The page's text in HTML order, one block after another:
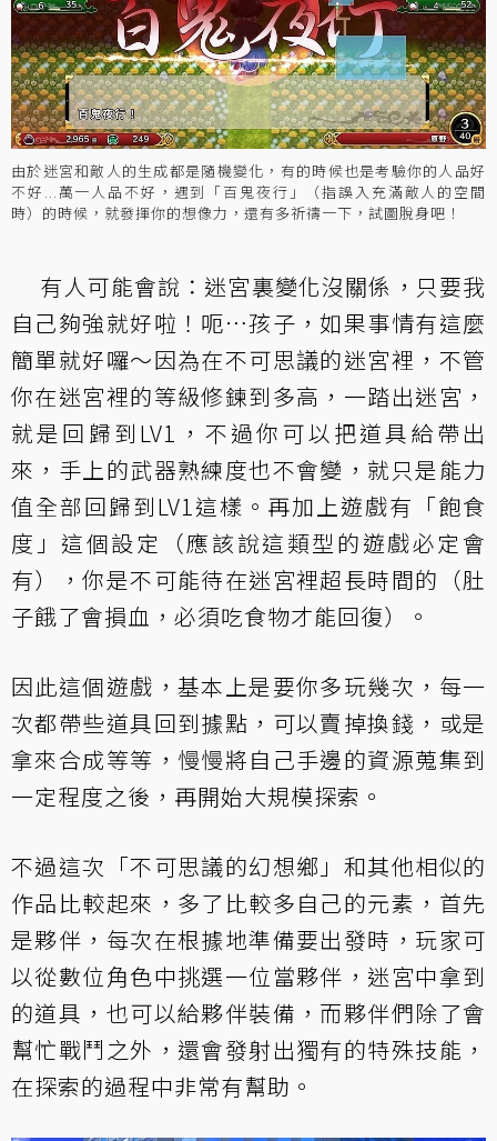
由於迷宮和敵人的生成都是隨機變化，有的時候也是考驗你的人品好
不好...萬一人品不好，遇到「百鬼夜行」（指誤入充滿敵人的空間
時）的時候，就發揮你的想像力，還有多祈禱一下，試圖脫身吧！
有人可能會說：迷宮裏變化沒關係，只要我
自己夠強就好啦！呃⋯孩子，如果事情有這麼
簡單就好囉～因為在不可思議的迷宮裡，不管
你在迷宮裡的等級修鍊到多高，一踏出迷宮，
就是回歸到LV1，不過你可以把道具給帶出
來，手上的武器熟練度也不會變，就只是能力
值全部回歸到LV1這樣。再加上遊戲有「飽食
度」這個設定（應該說這類型的遊戲必定會
有），你是不可能待在迷宮裡超長時間的（肚
子餓了會損血，必須吃食物才能回復）。
因此這個遊戲，基本上是要你多玩幾次，每一
次都帶些道具回到據點，可以賣掉換錢，或是
拿來合成等等，慢慢將自己手邊的資源蒐集到
一定程度之後，再開始大規模探索。
不過這次「不可思議的幻想鄉」和其他相似的
作品比較起來，多了比較多自己的元素，首先
是夥伴，每次在根據地準備要出發時，玩家可
以從數位角色中挑選一位當夥伴，迷宮中拿到
的道具，也可以給夥伴裝備，而夥伴們除了會
幫忙戰鬥之外，還會發射出獨有的特殊技能，
在探索的過程中非常有幫助。